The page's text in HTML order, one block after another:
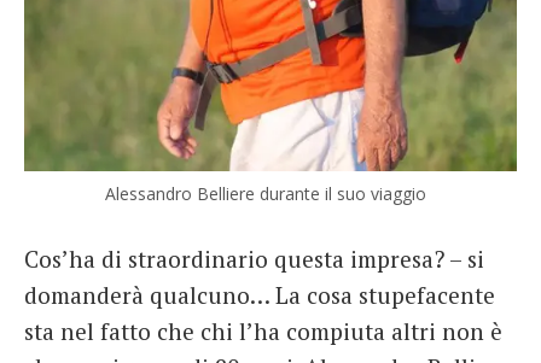
Alessandro Belliere durante il suo viaggio
Cos’ha di straordinario questa impresa? – si
domanderà qualcuno… La cosa stupefacente
sta nel fatto che chi l’ha compiuta altri non è